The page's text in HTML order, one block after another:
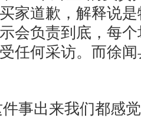
家道歉，解释说
会负责到底，每
任何采访。而徐
出来我们都感觉